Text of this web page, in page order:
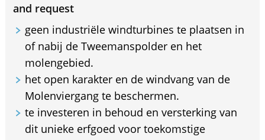
and request
geen industriële windturbines te plaatsen in
of nabij de Tweemanspolder en het
molengebied.
het open karakter en de windvang van de
Molenviergang te beschermen.
te investeren in behoud en versterking van
dit unieke erfgoed voor toekomstige